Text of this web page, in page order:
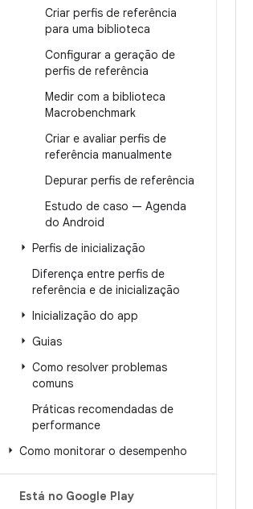
Criar perfis de referência
para uma biblioteca
Configurar a geração de
perfis de referência
Medir com a biblioteca
Macrobenchmark
Criar e avaliar perfis de
referência manualmente
Depurar perfis de referência
Estudo de caso — Agenda
do Android
Perfis de inicialização
Diferença entre perfis de
referência e de inicialização
Inicialização do app
Guias
Como resolver problemas
comuns
Práticas recomendadas de
performance
Como monitorar o desempenho
Está no Google Play